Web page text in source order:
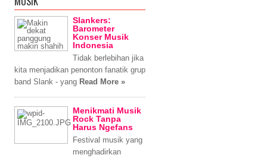
Slankers:
Barometer
Konser Musik
Indonesia
Tidak berlebihan jika
kita menjadikan penonton fanatik grup
band Slank - yang Read More »
Menikmati Musik
Rock Tanpa
Harus Ngefans
Festival musik yang
menghadirkan